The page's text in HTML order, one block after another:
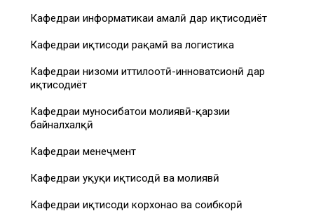
Кафедраи информатикаи амалӣ дар иқтисодиёт
Кафедраи иқтисоди рақамӣ ва логистика
Кафедраи низоми иттилоотӣ-инноватсионӣ дар
иқтисодиёт
Кафедраи муносибатҳои молиявӣ-қарзии
байналхалқӣ
Кафедраи менеҷмент
Кафедраи ҳуқуқи иқтисодӣ ва молиявӣ
Кафедраи иқтисоди корхонаҳо ва соҳибкорӣ